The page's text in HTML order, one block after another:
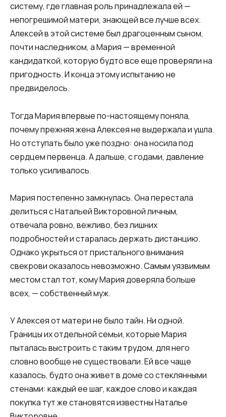
систему, где главная роль принадлежала ей —
непогрешимой матери, знающей все лучше всех.
Алексей в этой системе был драгоценным сыном,
почти наследником, а Мария — временной
кандидаткой, которую будто все еще проверяли на
пригодность. И конца этому испытанию не
предвиделось.
Тогда Мария впервые по-настоящему поняла,
почему прежняя жена Алексея не выдержала и ушла.
Но отступать было уже поздно: она носила под
сердцем первенца. А дальше, с годами, давление
только усиливалось.
Мария постепенно замкнулась. Она перестала
делиться с Натальей Викторовной личным,
отвечала ровно, вежливо, без лишних
подробностей и старалась держать дистанцию.
Однако укрыться от пристального внимания
свекрови оказалось невозможно. Самым уязвимым
местом стал тот, кому Мария доверяла больше
всех, — собственный муж.
У Алексея от матери не было тайн. Ни одной.
Границы их отдельной семьи, которые Мария
пыталась выстроить с таким трудом, для него
словно вообще не существовали. Ей все чаще
казалось, будто она живет в доме со стеклянными
стенами: каждый ее шаг, каждое слово и каждая
покупка тут же становятся известны Наталье